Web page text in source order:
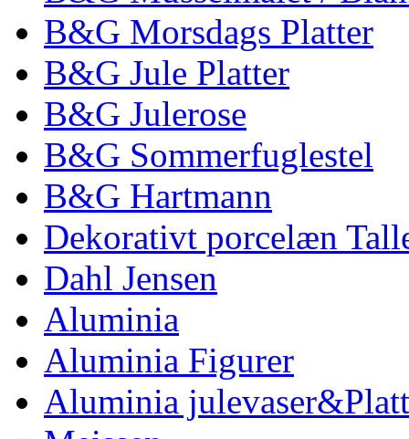
B&G Morsdags Platter
B&G Jule Platter
B&G Julerose
B&G Sommerfuglestel
B&G Hartmann
Dekorativt porcelæn
Dahl Jensen
Aluminia
Aluminia Figurer
Aluminia